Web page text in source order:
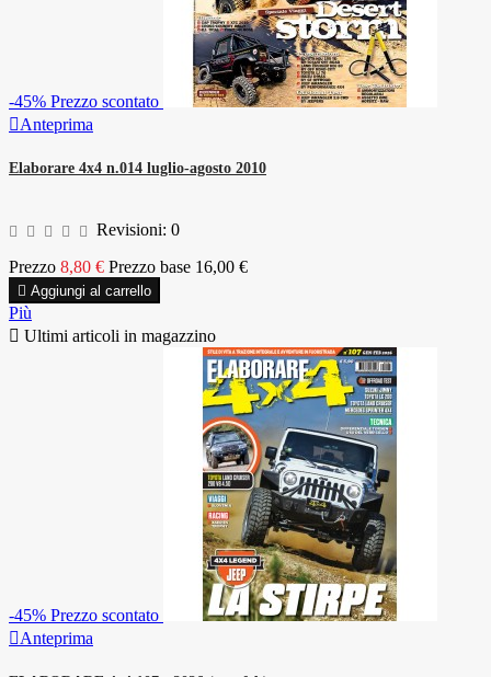
-45% Prezzo scontato
Anteprima
Elaborare 4x4 n.014 luglio-agosto 2010
Revisioni: 0
Prezzo 8,80 € Prezzo base 16,00 €
 Aggiungi al carrello
Più
 Ultimi articoli in magazzino
-45% Prezzo scontato
Anteprima